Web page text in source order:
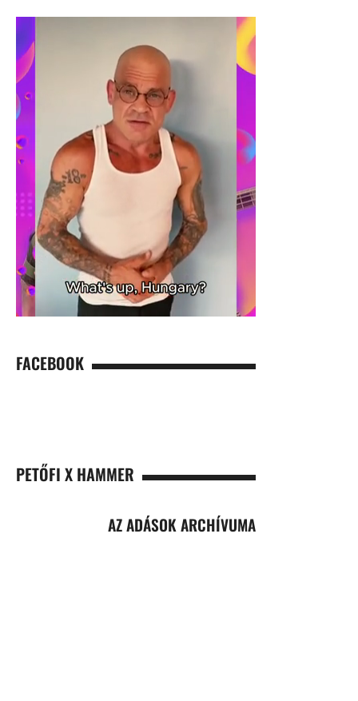
FACEBOOK
PETŐFI X HAMMER
AZ ADÁSOK ARCHÍVUMA